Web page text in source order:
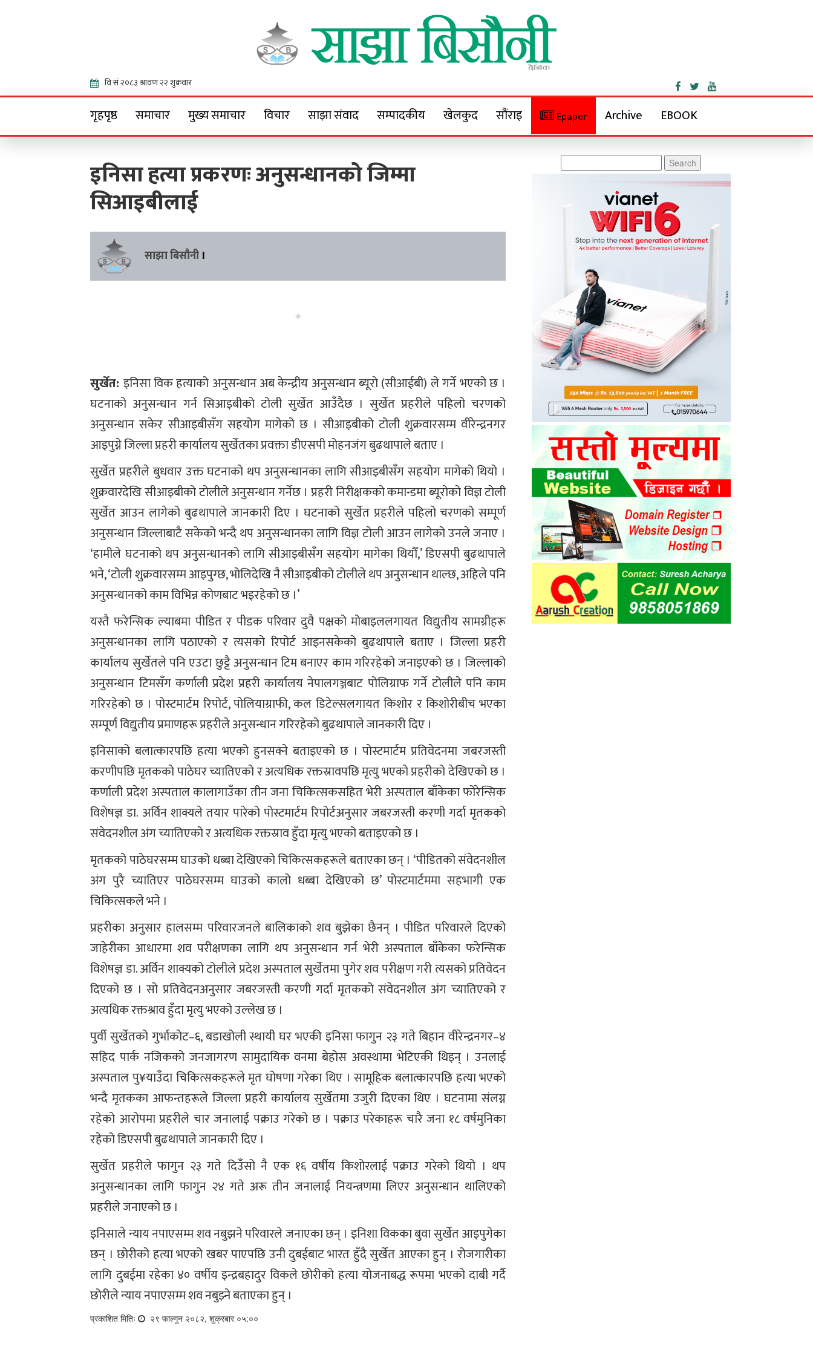
Sajha Bisaunee
गृहपृष्ठ समाचार मुख्य समाचार विचार साझा संवाद सम्पादकीय खेलकुद सौंराइ Epaper Archive EBOOK
इनिसा हत्या प्रकरणः अनुसन्धानको जिम्मा
सिआइबीलाई
साझा बिसौनी ।
सुर्खेत: इनिसा विक हत्याको अनुसन्धान अब केन्द्रीय अनुसन्धान ब्यूरो (सीआईबी) ले गर्ने भएको छ ।
घटनाको अनुसन्धान गर्न सिआइबीको टोली सुर्खेत आउँदैछ । सुर्खेत प्रहरीले पहिलो चरणको
अनुसन्धान सकेर सीआइबीसँग सहयोग मागेको छ । सीआइबीको टोली शुक्रवारसम्म वीरेन्द्रनगर
आइपुग्ने जिल्ला प्रहरी कार्यालय सुर्खेतका प्रवक्ता डीएसपी मोहनजंग बुढथापाले बताए ।
सुर्खेत प्रहरीले बुधवार उक्त घटनाको थप अनुसन्धानका लागि सीआइबीसँग सहयोग मागेको थियो ।
शुक्रवारदेखि सीआइबीको टोलीले अनुसन्धान गर्नेछ । प्रहरी निरीक्षकको कमान्डमा ब्यूरोको विज्ञ टोली
सुर्खेत आउन लागेको बुढथापाले जानकारी दिए । घटनाको सुर्खेत प्रहरीले पहिलो चरणको सम्पूर्ण
अनुसन्धान जिल्लाबाटै सकेको भन्दै थप अनुसन्धानका लागि विज्ञ टोली आउन लागेको उनले जनाए ।
‘हामीले घटनाको थप अनुसन्धानको लागि सीआइबीसँग सहयोग मागेका थियौँ,’ डिएसपी बुढथापाले
भने, ‘टोली शुक्रवारसम्म आइपुग्छ, भोलिदेखि नै सीआइबीको टोलीले थप अनुसन्धान थाल्छ, अहिले पनि
अनुसन्धानको काम विभिन्न कोणबाट भइरहेको छ ।’
यस्तै फरेन्सिक ल्याबमा पीडित र पीडक परिवार दुवै पक्षको मोबाइललगायत विद्युतीय सामग्रीहरू
अनुसन्धानका लागि पठाएको र त्यसको रिपोर्ट आइनसकेको बुढथापाले बताए । जिल्ला प्रहरी
कार्यालय सुर्खेतले पनि एउटा छुट्टै अनुसन्धान टिम बनाएर काम गरिरहेको जनाइएको छ । जिल्लाको
अनुसन्धान टिमसँग कर्णाली प्रदेश प्रहरी कार्यालय नेपालगञ्जबाट पोलिग्राफ गर्ने टोलीले पनि काम
गरिरहेको छ । पोस्टमार्टम रिपोर्ट, पोलियाग्राफी, कल डिटेल्सलगायत किशोर र किशोरीबीच भएका
सम्पूर्ण विद्युतीय प्रमाणहरू प्रहरीले अनुसन्धान गरिरहेको बुढथापाले जानकारी दिए ।
इनिसाको बलात्कारपछि हत्या भएको हुनसक्ने बताइएको छ । पोस्टमार्टम प्रतिवेदनमा जबरजस्ती
करणीपछि मृतकको पाठेघर च्यातिएको र अत्यधिक रक्तस्रावपछि मृत्यु भएको प्रहरीको देखिएको छ ।
कर्णाली प्रदेश अस्पताल कालागाउँका तीन जना चिकित्सकसहित भेरी अस्पताल बाँकेका फोरेन्सिक
विशेषज्ञ डा. अर्विन शाक्यले तयार पारेको पोस्टमार्टम रिपोर्टअनुसार जबरजस्ती करणी गर्दा मृतकको
संवेदनशील अंग च्यातिएको र अत्यधिक रक्तस्राव हुँदा मृत्यु भएको बताइएको छ ।
मृतकको पाठेघरसम्म घाउको धब्बा देखिएको चिकित्सकहरूले बताएका छन् । ‘पीडितको संवेदनशील
अंग पुरै च्यातिएर पाठेघरसम्म घाउको कालो धब्बा देखिएको छ’ पोस्टमार्टममा सहभागी एक
चिकित्सकले भने ।
प्रहरीका अनुसार हालसम्म परिवारजनले बालिकाको शव बुझेका छैनन् । पीडित परिवारले दिएको
जाहेरीका आधारमा शव परीक्षणका लागि थप अनुसन्धान गर्न भेरी अस्पताल बाँकेका फरेन्सिक
विशेषज्ञ डा. अर्विन शाक्यको टोलीले प्रदेश अस्पताल सुर्खेतमा पुगेर शव परीक्षण गरी त्यसको प्रतिवेदन
दिएको छ । सो प्रतिवेदनअनुसार जबरजस्ती करणी गर्दा मृतकको संवेदनशील अंग च्यातिएको र
अत्यधिक रक्तश्राव हुँदा मृत्यु भएको उल्लेख छ ।
पुर्वी सुर्खेतको गुर्भाकोट–६, बडाखोली स्थायी घर भएकी इनिसा फागुन २३ गते बिहान वीरेन्द्रनगर–४
सहिद पार्क नजिकको जनजागरण सामुदायिक वनमा बेहोस अवस्थामा भेटिएकी थिइन् । उनलाई
अस्पताल पु¥याउँदा चिकित्सकहरूले मृत घोषणा गरेका थिए । सामूहिक बलात्कारपछि हत्या भएको
भन्दै मृतकका आफन्तहरूले जिल्ला प्रहरी कार्यालय सुर्खेतमा उजुरी दिएका थिए । घटनामा संलग्न
रहेको आरोपमा प्रहरीले चार जनालाई पक्राउ गरेको छ । पक्राउ परेकाहरू चारै जना १८ वर्षमुनिका
रहेको डिएसपी बुढथापाले जानकारी दिए ।
सुर्खेत प्रहरीले फागुन २३ गते दिउँसो नै एक १६ वर्षीय किशोरलाई पक्राउ गरेको थियो । थप
अनुसन्धानका लागि फागुन २४ गते अरू तीन जनालाई नियन्त्रणमा लिएर अनुसन्धान थालिएको
प्रहरीले जनाएको छ ।
इनिसाले न्याय नपाएसम्म शव नबुझने परिवारले जनाएका छन् । इनिशा विकका बुवा सुर्खेत आइपुगेका
छन् । छोरीको हत्या भएको खबर पाएपछि उनी दुबईबाट भारत हुँदै सुर्खेत आएका हुन् । रोजगारीका
लागि दुबईमा रहेका ४० वर्षीय इन्द्रबहादुर विकले छोरीको हत्या योजनाबद्ध रूपमा भएको दाबी गर्दै
छोरीले न्याय नपाएसम्म शव नबुझ्ने बताएका हुन् ।
प्रकाशित मितिः २९ फाल्गुन २०८२, शुक्रबार ०५:००
for: